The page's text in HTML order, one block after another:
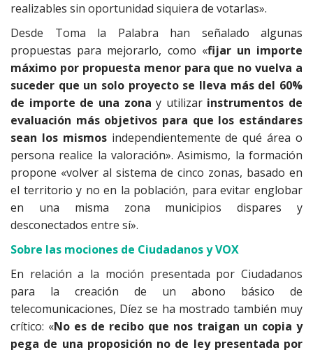
realizables sin oportunidad siquiera de votarlas».
Desde Toma la Palabra han señalado algunas
propuestas para mejorarlo, como «fijar un importe
máximo por propuesta menor para que no vuelva a
suceder que un solo proyecto se lleva más del 60%
de importe de una zona y utilizar instrumentos de
evaluación más objetivos para que los estándares
sean los mismosindependientemente de qué área o
persona realice la valoración». Asimismo, la formación
propone «volver al sistema de cinco zonas, basado en
el territorio y no en la población, para evitar englobar
en una misma zona municipios dispares y
desconectados entre sí».
Sobre las mociones de Ciudadanos y VOX
En relación a la moción presentada por Ciudadanos
para la creación de un abono básico de
telecomunicaciones, Díez se ha mostrado también muy
crítico: «No es de recibo que nos traigan un copia y
pega de una proposición no de ley presentada por